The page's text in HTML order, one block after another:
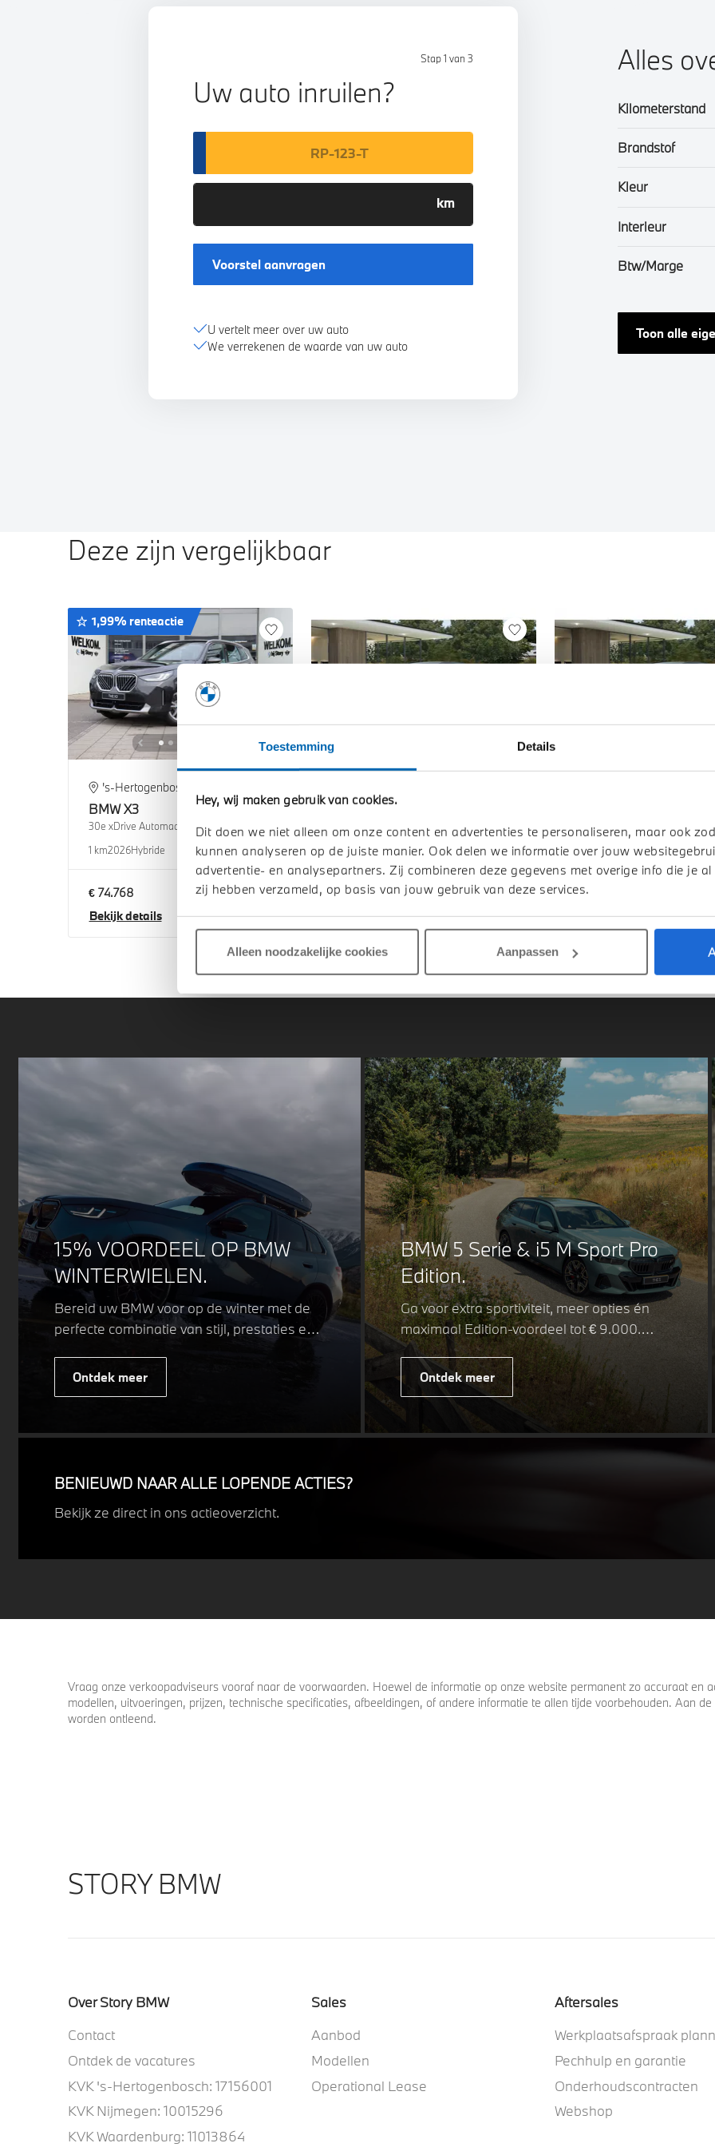
Toestemming Details
Hey, wij maken gebruik van cookies.
Dit doen we niet alleen om onze content en advertenties te personaliseren, maar ook
kunnen analyseren op de juiste manier. Ook delen we informatie over jouw
advertentie- en analysepartners. Zij combineren deze gegevens met overige info die je
zij hebben verzameld, op basis van jouw gebruik van deze services.
Alleen noodzakelijke cookies Aanpassen
Stap 1 van 3
Uw auto inruilen?
Voorstel aanvragen
U vertelt meer over uw auto
We verrekenen de waarde van uw auto
Alles
Kilometerstand
Brandstof
Kleur
Interieur
Btw/Marge
Toon alle
Deze zijn vergelijkbaar
1,99% renteactie
's-Hertogenbosch
BMW X3
30e xDrive Automaat
1 km2026Hybride
€ 74.768
Bekijk details
BMWX3
30e xDrive M Sport Automaat
1 km2026Hybride
€ 76.809
Bekijk details
30e xDrive M Sport Automaat
1 km2026Hybride
€ 80.338
Bekijk details
15% VOORDEEL OP BMW
WINTERWIELEN.
Bereid uw BMW voor op de winter met de
perfecte combinatie van stijl, prestaties en
of elegante look, onze winterwielen zijn
uitdagende weersomstandigheden.
Ontdek meer
BMW 5 Serie & i5 M Sport Pro
Edition.
Ga voor extra sportiviteit, meer opties én
maximaal Edition-voordeel tot € 9.000.
Fiscaal leverbaar vanaf € 75.347. Met de
BMW 5 Serie & i5 M Sport Pro Edition kiest
u voor een rijk uitgeruste uitvoering waarin
juist de details het verschil maken. De
details die ervoor zorgen dat u nog één
keer omkijkt voordat u verder loopt.
Ontdek meer
BENIEUWD NAAR ALLE LOPENDE ACTIES?
Bekijk ze direct in ons actieoverzicht.
Vraag onze verkoopadviseurs vooraf naar de voorwaarden. Hoewel de informatie op onze website permanent zo accuraat en
modellen, uitvoeringen, prijzen, technische specificaties, afbeeldingen, of andere informatie te allen tijde voorbehouden. Aan
worden ontleend.
STORY BMW
Over Story BMW
Contact
Ontdek de vacatures
KVK 's-Hertogenbosch: 17156001
KVK Nijmegen: 10015296
KVK Waardenburg: 11013864
Sales
Aanbod
Modellen
Operational Lease
Aftersales
Werkplaatsafspraak
Pechhulp en garantie
Onderhoudscontracten
Webshop